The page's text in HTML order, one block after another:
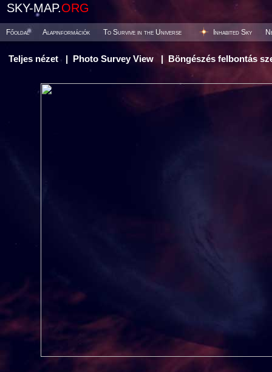
SKY-MAP.ORG
Főoldal Alapinformációk To Survive in the Universe Inhabited Sky
Teljes nézet | Photo Survey View Böngészés felbontás